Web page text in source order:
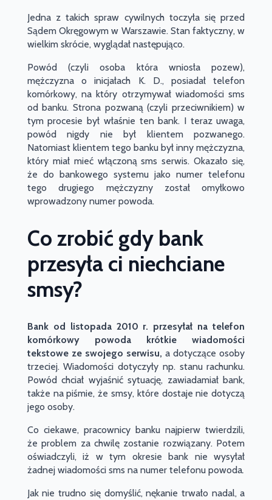
Jedna z takich spraw cywilnych toczyła się przed
Sądem Okręgowym w Warszawie. Stan faktyczny, w
wielkim skrócie, wyglądał następująco.
Powód (czyli osoba która wniosła pozew),
mężczyzna o inicjałach K. D., posiadał telefon
komórkowy, na który otrzymywał wiadomości sms
od banku. Strona pozwaną (czyli przeciwnikiem) w
tym procesie był właśnie ten bank. I teraz uwaga,
powód nigdy nie był klientem pozwanego.
Natomiast klientem tego banku był inny mężczyzna,
który miał mieć włączoną sms serwis. Okazało się,
że do bankowego systemu jako numer telefonu
tego drugiego mężczyzny został omyłkowo
wprowadzony numer powoda.
Co zrobić gdy bank
przesyła ci niechciane
smsy?
Bankod listopada 2010 r. przesyłał na telefon
komórkowy powoda krótkie wiadomości
tekstowe ze swojego serwisu, a dotyczące osoby
trzeciej. Wiadomości dotyczyły np. stanurachunku.
Powód chciał wyjaśnić sytuację, zawiadamiał bank,
także na piśmie, że smsy, które dostaje nie dotyczą
jego osoby.
Co ciekawe, pracownicy banku najpierw twierdzili,
że problem za chwilę zostanie rozwiązany. Potem
oświadczyli, iż w tym okresie bank nie wysyłał
żadnej wiadomości sms na numer telefonu powoda.
Jak nie trudno się domyślić, nękanie trwało nadal, a